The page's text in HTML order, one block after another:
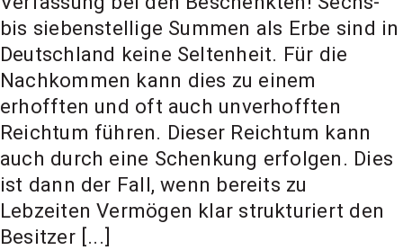
Investmen
t Coach,
Anlageber
bis siebenstellige Summen als Erbe sind in
Deutschland keine Seltenheit. Für die
Nachkommen kann dies zu einem
erhofften und oft auch unverhofften
Reichtum führen. Dieser Reichtum kann
auch durch eine Schenkung erfolgen. Dies
ist dann der Fall, wenn bereits zu
Lebzeiten Vermögen klar strukturiert den
Besitzer [...]